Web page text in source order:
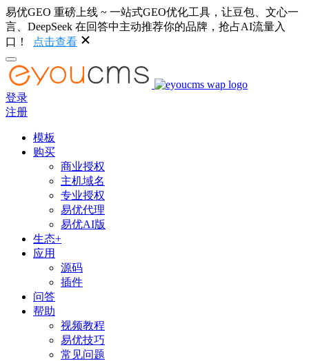
易优GEO 重磅上线 ~ 一站式GEO优化工具，让豆包、文心一
言、DeepSeek 在回答中主动推荐你的品牌，抢占AI流量入
口！
点击查看
登录
注册
模板
购买
商业授权
主机域名
专业授权
易优代理
易优AI版
生态+
应用
源码
插件
问答
帮助
视频教程
易优技巧
常见问题